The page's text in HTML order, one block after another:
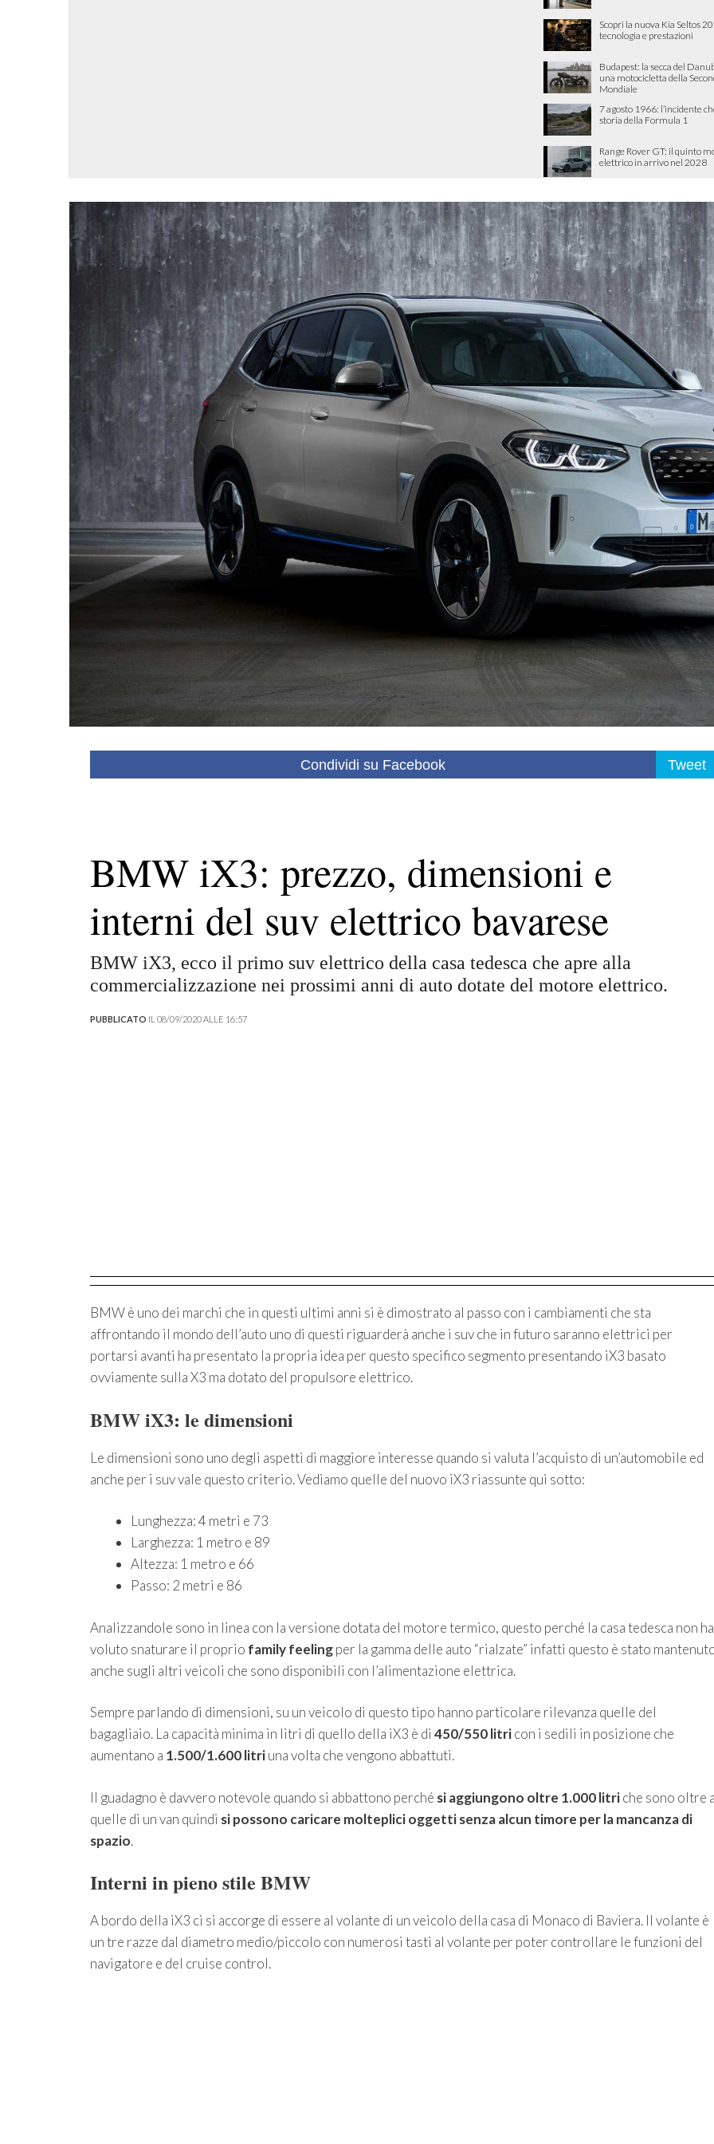
Scopri la nuova Kia Seltos
tecnologia e prestazioni
Budapest: la secca del
una motocicletta della
Mondiale
7 agosto 1966: l’incidente
storia della Formula 1
Range Rover GT: il quinto
elettrico in arrivo nel 2028
Condividi su Facebook Tweet
BMW iX3: prezzo, dimensioni e
interni del suv elettrico bavarese
BMW iX3, ecco il primo suv elettrico della casa tedesca che apre alla
commercializzazione nei prossimi anni di auto dotate del motore elettrico.
PUBBLICATO IL 08/09/2020 ALLE 16:57
BMW è uno dei marchi che in questi ultimi anni si è dimostrato al passo con i cambiamenti che sta
affrontando il mondo dell’auto uno di questi riguarderà anche i suv che in futuro saranno elettrici per
portarsi avanti ha presentato la propria idea per questo specifico segmento presentando iX3 basato
ovviamente sulla X3 ma dotato del propulsore elettrico.
BMW iX3: le dimensioni
Le dimensioni sono uno degli aspetti di maggiore interesse quando si valuta l’acquisto di un’automobile ed
anche per i suv vale questo criterio. Vediamo quelle del nuovo iX3 riassunte qui sotto:
Lunghezza: 4 metri e 73
Larghezza: 1 metro e 89
Altezza: 1 metro e 66
Passo: 2 metri e 86
Analizzandole sono in linea con la versione dotata del motore termico, questo perché la casa tedesca non ha
voluto snaturare il proprio family feelingper la gamma delle auto “rialzate” infatti questo è stato
anche sugli altri veicoli che sono disponibili con l’alimentazione elettrica.
Sempre parlando di dimensioni, su un veicolo di questo tipo hanno particolare rilevanza quelle del
bagagliaio. La capacità minima in litri di quello della iX3 è di 450/550 litricon i sedili in posizione che
aumentano a 1.500/1.600 litriuna volta che vengono abbattuti.
Il guadagno è davvero notevole quando si abbattono perché si aggiungono oltre 1.000 litriche sono oltre
quelle di un van quindi si possono caricare molteplici oggetti senza alcun timore per la mancanza di
spazio.
Interni in pieno stile BMW
A bordo della iX3 ci si accorge di essere al volante di un veicolo della casa di Monaco di Baviera. Il volante è
un tre razze dal diametro medio/piccolo con numerosi tasti al volante per poter controllare le funzioni del
navigatore e del cruise control.